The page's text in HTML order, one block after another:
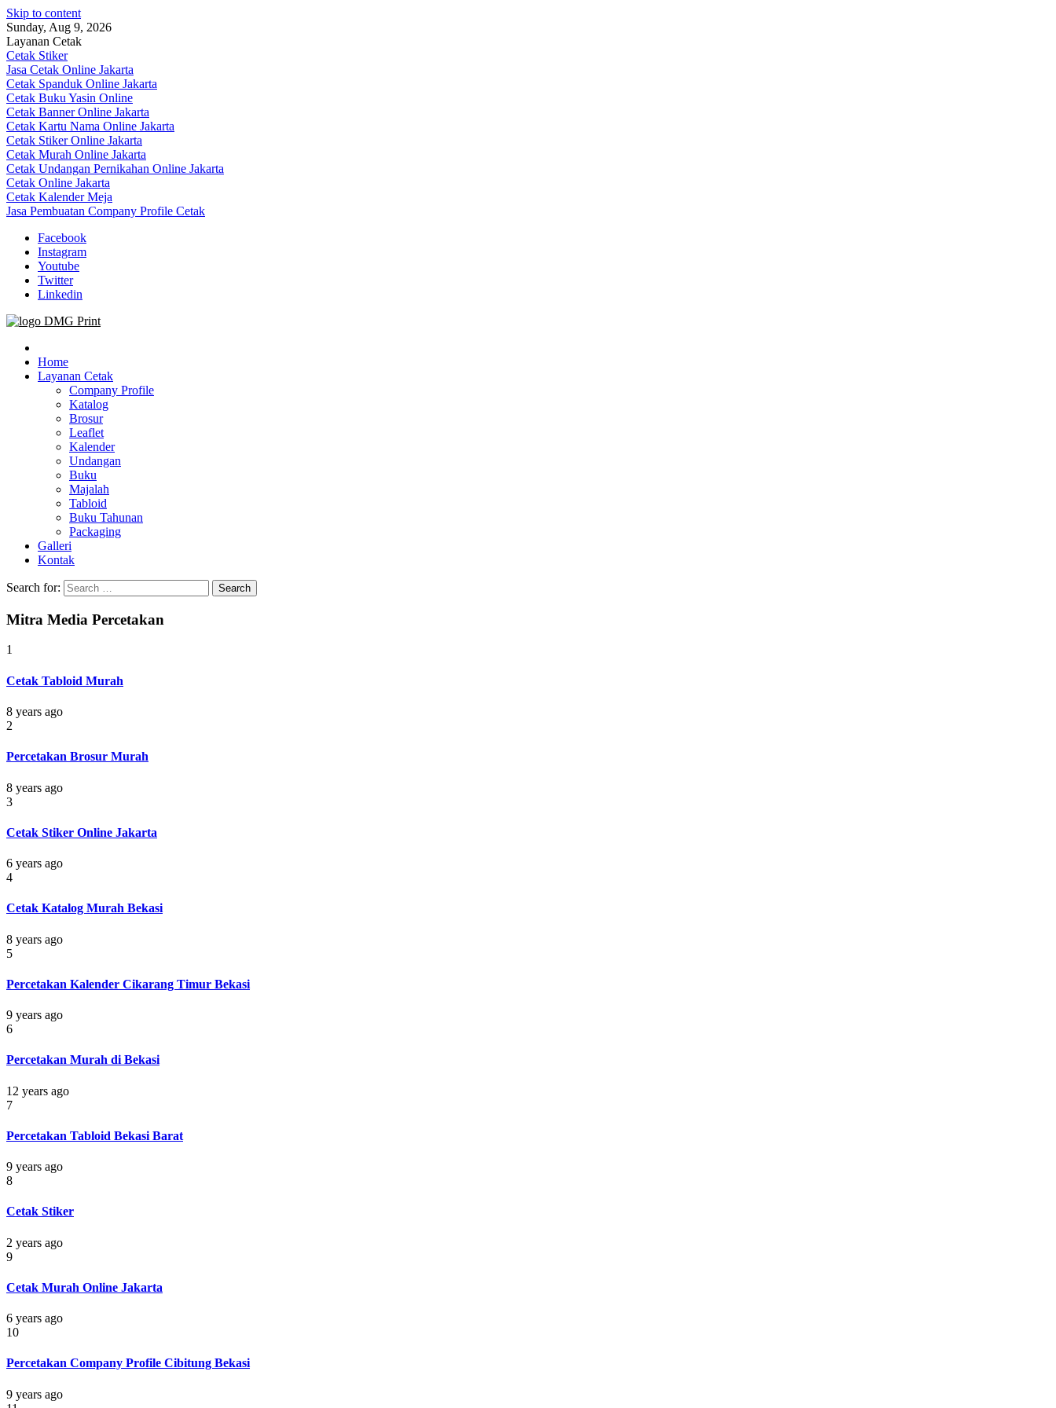
Skip to content
Sunday, Aug 9, 2026
Layanan Cetak
Cetak Stiker
Jasa Cetak Online Jakarta
Cetak Spanduk Online Jakarta
Cetak Buku Yasin Online
Cetak Banner Online Jakarta
Cetak Kartu Nama Online Jakarta
Cetak Stiker Online Jakarta
Cetak Murah Online Jakarta
Cetak Undangan Pernikahan Online Jakarta
Cetak Online Jakarta
Cetak Kalender Meja
Jasa Pembuatan Company Profile Cetak
Facebook
Instagram
Youtube
Twitter
Linkedin
Jasa Cetak Online DMG Printing
Home
Layanan Cetak
Company Profile
Katalog
Brosur
Leaflet
Kalender
Undangan
Buku
Majalah
Tabloid
Buku Tahunan
Packaging
Galleri
Kontak
Search for:
Mitra Media Percetakan
1
Cetak Tabloid Murah
8 years ago
2
Percetakan Brosur Murah
8 years ago
3
Cetak Stiker Online Jakarta
6 years ago
4
Cetak Katalog Murah Bekasi
8 years ago
5
Percetakan Kalender Cikarang Timur Bekasi
9 years ago
6
Percetakan Murah di Bekasi
12 years ago
7
Percetakan Tabloid Bekasi Barat
9 years ago
8
Cetak Stiker
2 years ago
9
Cetak Murah Online Jakarta
6 years ago
10
Percetakan Company Profile Cibitung Bekasi
9 years ago